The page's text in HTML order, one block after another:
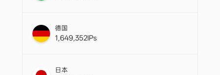
德国
1,649,352IPs
日本